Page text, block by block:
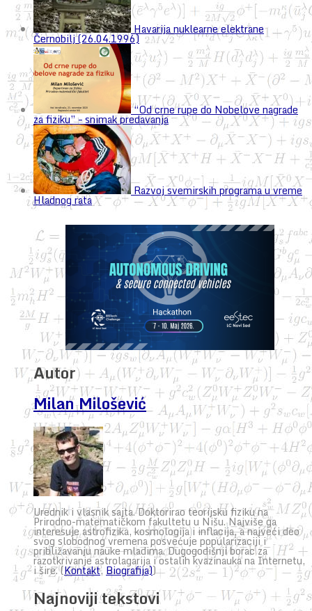
Havarija nuklearne elektrane
Černobilj (26.04.1996)
“Od crne rupe do Nobelove nagrade
za fiziku” – snimak predavanja
Razvoj svemirskih programa u vreme
Hladnog rata
Autor
Milan Milošević
Urednik i vlasnik sajta. Doktorirao teorijsku fiziku na
Prirodno-matematičkom fakultetu u Nišu. Najviše ga
interesuje astrofizika, kosmologija i inflacija, a najveći deo
svog slobodnog vremena posvećuje popularizaciji i
približavanju nauke mladima. Dugogodišnji borac za
razotkrivanje astrolagarija i ostalih kvazinauka na Internetu,
i šire. (Kontakt, Biografija))
Najnoviji tekstovi